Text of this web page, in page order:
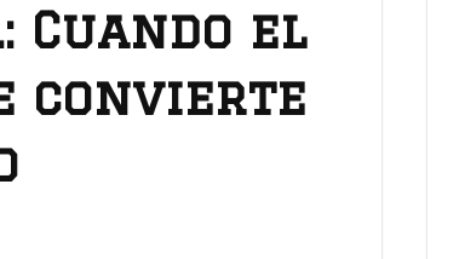
Cuando el
convierte